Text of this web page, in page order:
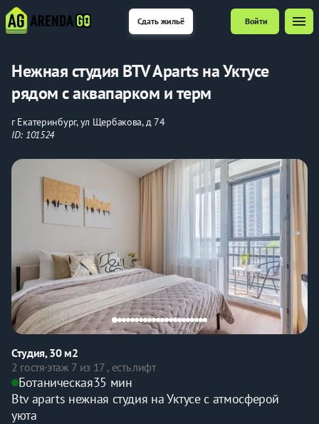
Сдать жильё Войти menu
Нежная студия BTV Aparts на Уктусе
рядом с аквапарком и терм
г Екатеринбург, ул Щербакова, д 74
ID: 101524
Студия, 30 м2
2 гостя·этаж 7 из 17 , есть лифт
Ботаническая35 мин
Btv aparts нежная студия на Уктусе с атмосферой
уюта